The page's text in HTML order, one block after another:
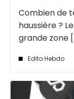
Combien de
haussière ?
grande zone
Edito Hebdo